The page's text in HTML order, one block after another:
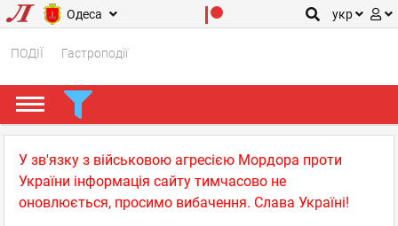
Одеса укр
ПОДІЇ Гастроподії
У зв'язку з військовою агресією Мордора проти
України інформація сайту тимчасово не
оновлюється, просимо вибачення. Слава Україні!